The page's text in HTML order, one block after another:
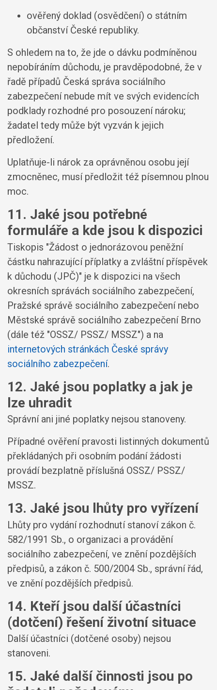
ověřený doklad (osvědčení) o státním
občanství České republiky.
S ohledem na to, že jde o dávku podmíněnou
nepobíráním důchodu, je pravděpodobné, že v
řadě případů Česká správa sociálního
zabezpečení nebude mít ve svých evidencích
podklady rozhodné pro posouzení nároku;
žadatel tedy může být vyzván k jejich
předložení.
Uplatňuje-li nárok za oprávněnou osobu její
zmocněnec, musí předložit též písemnou plnou
moc.
11. Jaké jsou potřebné
formuláře a kde jsou k dispozici
Tiskopis "Žádost o jednorázovou peněžní
částku nahrazující příplatky a zvláštní příspěvek
k důchodu (JPČ)" je k dispozici na všech
okresních správách sociálního zabezpečení,
Pražské správě sociálního zabezpečení nebo
Městské správě sociálního zabezpečení Brno
(dále též "OSSZ/ PSSZ/ MSSZ") a na
internetových stránkách České správy
sociálního zabezpečení.
12. Jaké jsou poplatky a jak je
lze uhradit
Správní ani jiné poplatky nejsou stanoveny.
Případné ověření pravosti listinných dokumentů
překládaných při osobním podání žádosti
provádí bezplatně příslušná OSSZ/ PSSZ/
MSSZ.
13. Jaké jsou lhůty pro vyřízení
Lhůty pro vydání rozhodnutí stanoví zákon č.
582/1991 Sb., o organizaci a provádění
sociálního zabezpečení, ve znění pozdějších
předpisů, a zákon č. 500/2004 Sb., správní řád,
ve znění pozdějších předpisů.
14. Kteří jsou další účastníci
(dotčení) řešení životní situace
Další účastníci (dotčené osoby) nejsou
stanoveni.
15. Jaké další činnosti jsou po